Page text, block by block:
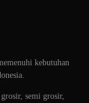
kebutuhan
semi grosir,